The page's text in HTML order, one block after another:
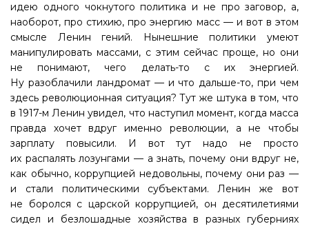
идею одного чокнутого политика и не про заговор, а,
наоборот, про стихию, про энергию масс — и вот в этом
смысле Ленин гений. Нынешние политики умеют
манипулировать массами, с этим сейчас проще, но они
не понимают, чего делать-то с их энергией.
Ну разоблачили ландромат — и что дальше-то, при чем
здесь революционная ситуация? Тут же штука в том, что
в 1917-м Ленин увидел, что наступил момент, когда масса
правда хочет вдруг именно революции, а не чтобы
зарплату повысили. И вот тут надо не просто
их распалять лозунгами — а знать, почему они вдруг не,
как обычно, коррупцией недовольны, почему они раз —
и стали политическими субъектами. Ленин же вот
не боролся с царской коррупцией, он десятилетиями
сидел и безлошадные хозяйства в разных губерниях